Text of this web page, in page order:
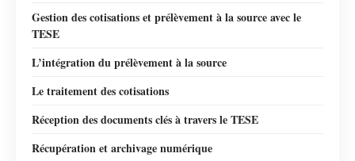
Gestion des cotisations et prélèvement à la source avec le
TESE
L’intégration du prélèvement à la source
Le traitement des cotisations
Réception des documents clés à travers le TESE
Récupération et archivage numérique